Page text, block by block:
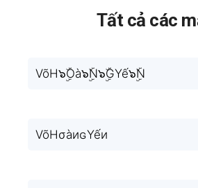
Tất cả các
VõH๖ۣۜOà๖ۣۜN๖ۣۜGYế๖ۣۜN
VõHσàиɢYếи